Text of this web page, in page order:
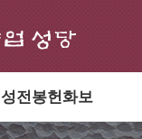
성전봉헌화보